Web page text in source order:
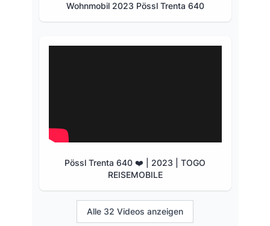
Wohnmobil 2023 Pössl Trenta 640
Pössl Trenta 640 ❤️ | 2023 | TOGO
REISEMOBILE
Alle 32 Videos anzeigen